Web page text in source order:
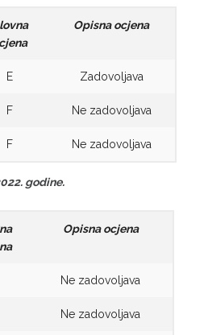
Opisna ocjena
E Zadovoljava
F Ne zadovoljava
F Ne zadovoljava
godine.
Opisna ocjena
Ne zadovoljava
Ne zadovoljava